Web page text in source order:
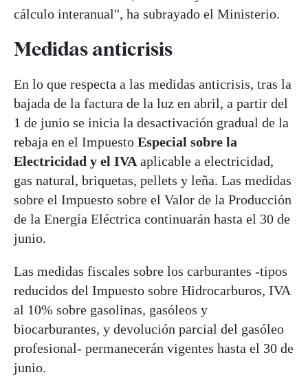
cálculo interanual", ha subrayado el Ministerio.
Medidas anticrisis
En lo que respecta a las medidas anticrisis, tras la
bajada de la factura de la luz en abril, a partir del
1 de junio se inicia la desactivación gradual de la
rebaja en el Impuesto Especial sobre la
Electricidad y el IVA aplicable a electricidad,
gas natural, briquetas, pellets y leña. Las medidas
sobre el Impuesto sobre el Valor de la Producción
de la Energía Eléctrica continuarán hasta el 30 de
junio.
Las medidas fiscales sobre los carburantes -tipos
reducidos del Impuesto sobre Hidrocarburos, IVA
al 10% sobre gasolinas, gasóleos y
biocarburantes, y devolución parcial del gasóleo
profesional- permanecerán vigentes hasta el 30 de
junio.